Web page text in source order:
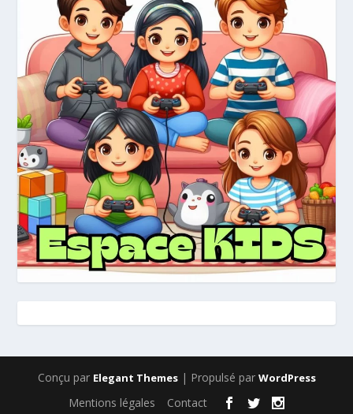
Conçu par Elegant Themes| Propulsé par WordPress
Mentions légales Contact